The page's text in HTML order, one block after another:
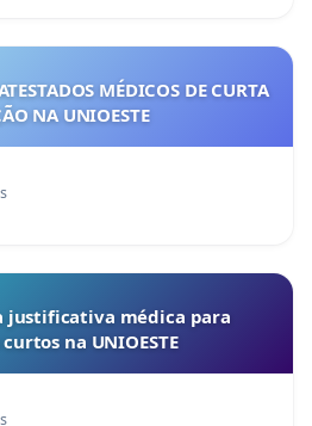
MÉDICOS DE CURTA
NA UNIOESTE
justificativa médica para
na UNIOESTE